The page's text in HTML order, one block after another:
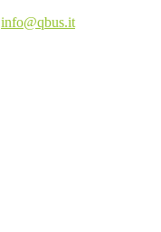
info@qbus.it